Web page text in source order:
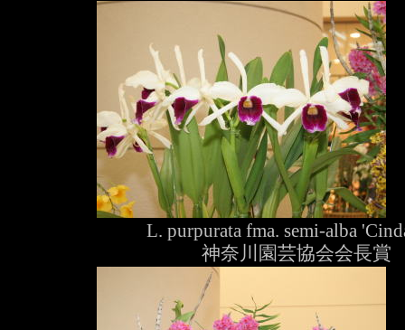
L. purpurata fma. semi-alba
神奈川園芸協会会長賞